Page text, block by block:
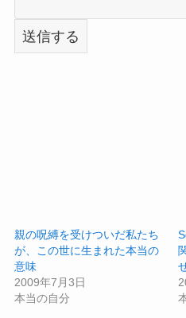
親の呪縛を受けついだ私たち
が、この世に生まれた本当の
意味
2009年7月3日
本当の自分